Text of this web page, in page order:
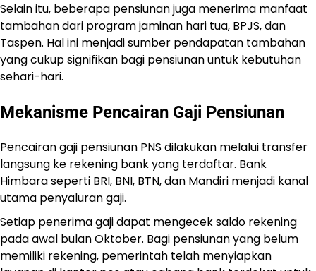
Selain itu, beberapa pensiunan juga menerima manfaat
tambahan dari program jaminan hari tua, BPJS, dan
Taspen. Hal ini menjadi sumber pendapatan tambahan
yang cukup signifikan bagi pensiunan untuk kebutuhan
sehari-hari.
Mekanisme Pencairan Gaji Pensiunan
Pencairan gaji pensiunan PNS dilakukan melalui transfer
langsung ke rekening bank yang terdaftar. Bank
Himbara seperti BRI, BNI, BTN, dan Mandiri menjadi kanal
utama penyaluran gaji.
Setiap penerima gaji dapat mengecek saldo rekening
pada awal bulan Oktober. Bagi pensiunan yang belum
memiliki rekening, pemerintah telah menyiapkan